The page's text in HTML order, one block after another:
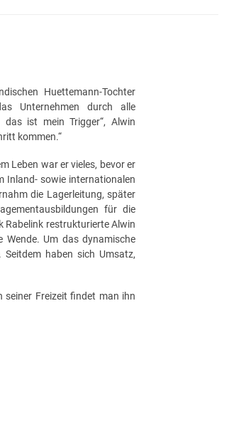
Huettemann-Tochter
Unternehmen durch alle
ist mein Trigger“, Alwin
kommen.“
Leben war er vieles, bevor er
Inland- sowie internationalen
die Lagerleitung, später
für die
Rabelink restrukturierte Alwin
Um das dynamische
haben sich Umsatz,
seiner Freizeit findet man ihn